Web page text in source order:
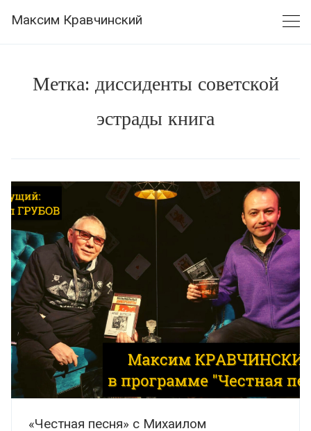
Максим Кравчинский
Метка: диссиденты советской
эстрады книга
«Честная песня» с Михаилом